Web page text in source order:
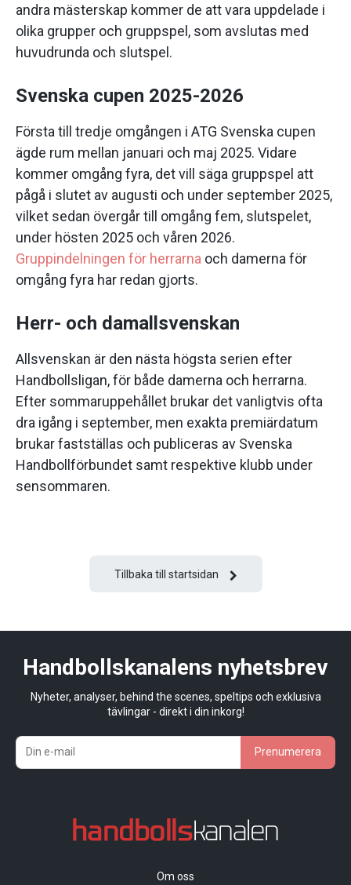
andra mästerskap kommer de att vara uppdelade i
olika grupper och gruppspel, som avslutas med
huvudrunda och slutspel.
Svenska cupen 2025-2026
Första till tredje omgången i ATG Svenska cupen
ägde rum mellan januari och maj 2025. Vidare
kommer omgång fyra, det vill säga gruppspel att
pågå i slutet av augusti och under september 2025,
vilket sedan övergår till omgång fem, slutspelet,
under hösten 2025 och våren 2026.
Gruppindelningen för herrarna och damerna för
omgång fyra har redan gjorts.
Herr- och damallsvenskan
Allsvenskan är den nästa högsta serien efter
Handbollsligan, för både damerna och herrarna.
Efter sommaruppehållet brukar det vanligtvis ofta
dra igång i september, men exakta premiärdatum
brukar fastställas och publiceras av Svenska
Handbollförbundet samt respektive klubb under
sensommaren.
Tillbaka till startsidan
Handbollskanalens nyhetsbrev
Nyheter, analyser, behind the scenes, speltips och exklusiva
tävlingar - direkt i din inkorg!
Prenumerera
Om oss